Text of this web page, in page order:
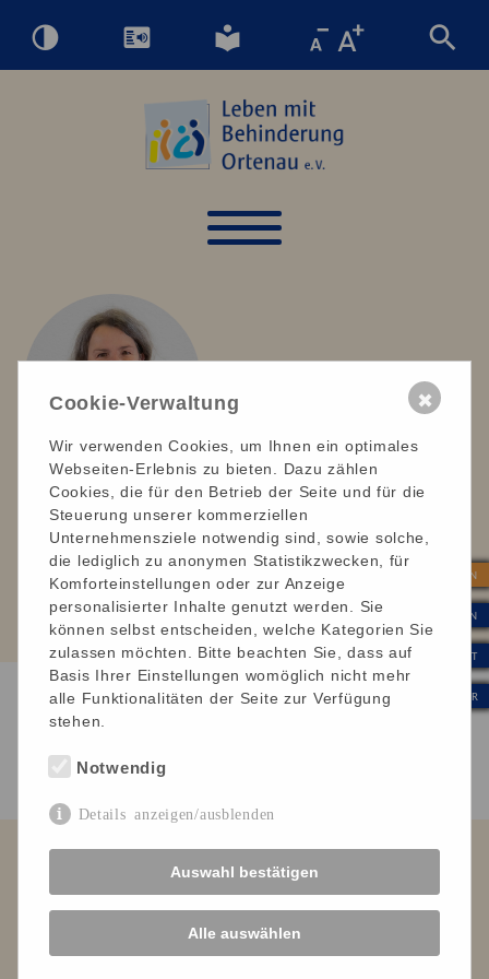
Dagmar, arbeitet als PDL:
„Ob mir die Pflege bei uns Spaß macht und ob ich
genug Zeit für meine Patienten habe? Ja, Pflege macht
mir immer noch Spaß, auch nach über 30 Berufsjahren.
Die Zeit dafür darf ich mir nehmen und ich darf sie
ausreichend einteilen.“
| SPENDEN
| INTERN
| KONTAKT
| WERTE & KULTUR
Detaillierte Infos und Bewerbung
Leben mit Behinderung Ortenau e. V.
Verein für Menschen mit
Körper- und Mehrfachbehinderung
Impressum
Cookie-Verwaltung
Wir verwenden Cookies, um Ihnen ein optimales
Webseiten-Erlebnis zu bieten. Dazu zählen
Cookies, die für den Betrieb der Seite und für die
Steuerung unserer kommerziellen
Unternehmensziele notwendig sind, sowie solche,
die lediglich zu anonymen Statistikzwecken, für
Komforteinstellungen oder zur Anzeige
personalisierter Inhalte genutzt werden. Sie
können selbst entscheiden, welche Kategorien Sie
zulassen möchten. Bitte beachten Sie, dass auf
Basis Ihrer Einstellungen womöglich nicht mehr
alle Funktionalitäten der Seite zur Verfügung
stehen.
Notwendig
Details anzeigen/ausblenden
Auswahl bestätigen
Alle auswählen
✖